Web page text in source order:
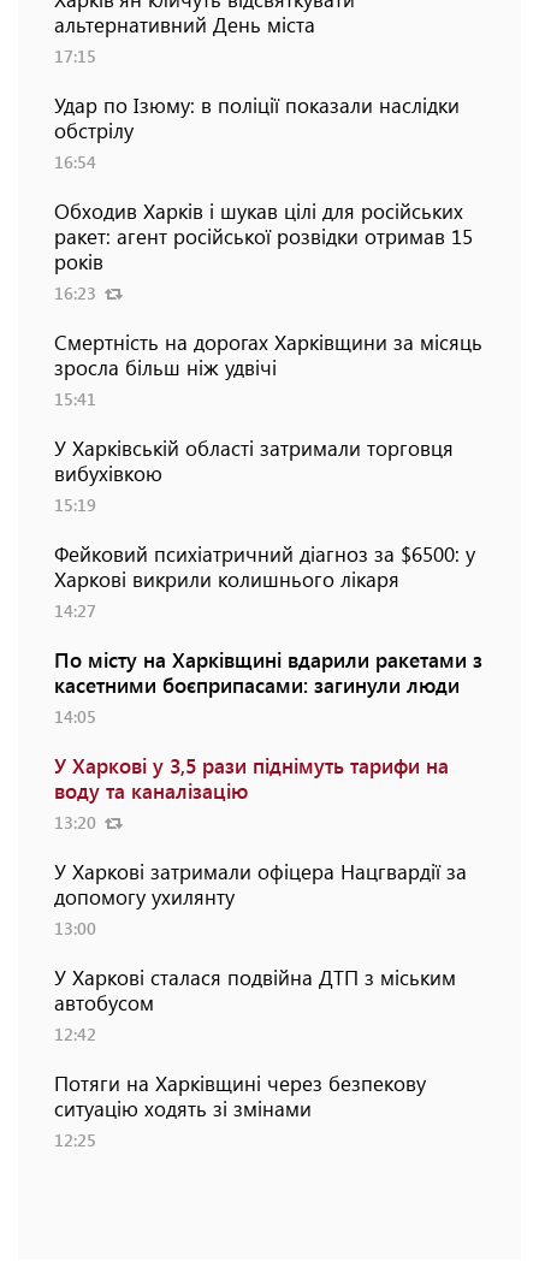
альтернативний День міста
17:15
Удар по Ізюму: в поліції показали наслідки
обстрілу
16:54
Обходив Харків і шукав цілі для російських
ракет: агент російської розвідки отримав 15
років
16:23
Смертність на дорогах Харківщини за місяць
зросла більш ніж удвічі
15:41
У Харківській області затримали торговця
вибухівкою
15:19
Фейковий психіатричний діагноз за $6500: у
Харкові викрили колишнього лікаря
14:27
По місту на Харківщині вдарили ракетами з
касетними боєприпасами: загинули люди
14:05
У Харкові у 3,5 рази піднімуть тарифи на
воду та каналізацію
13:20
У Харкові затримали офіцера Нацгвардії за
допомогу ухилянту
13:00
У Харкові сталася подвійна ДТП з міським
автобусом
12:42
Потяги на Харківщині через безпекову
ситуацію ходять зі змінами
12:25